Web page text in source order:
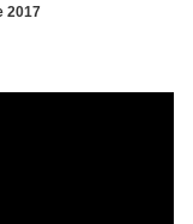
2017